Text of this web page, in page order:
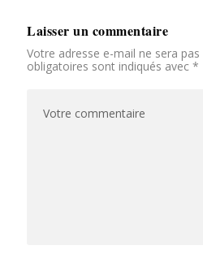
Laisser un commentaire
Votre adresse e-mail ne sera pas
obligatoires sont indiqués avec*